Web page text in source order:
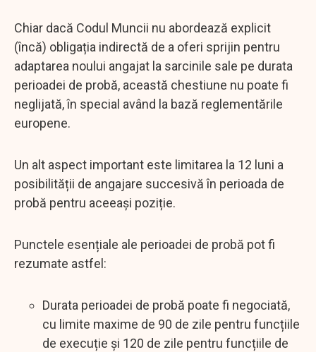
Chiar dacă Codul Muncii nu abordează explicit
(încă) obligația indirectă de a oferi sprijin pentru
adaptarea noului angajat la sarcinile sale pe durata
perioadei de probă, această chestiune nu poate fi
neglijată, în special având la bază reglementările
europene.
Un alt aspect important este limitarea la 12 luni a
posibilității de angajare succesivă în perioada de
probă pentru aceeași poziție.
Punctele esențiale ale perioadei de probă pot fi
rezumate astfel:
Durata perioadei de probă poate fi negociată,
cu limite maxime de 90 de zile pentru funcțiile
de execuție și 120 de zile pentru funcțiile de